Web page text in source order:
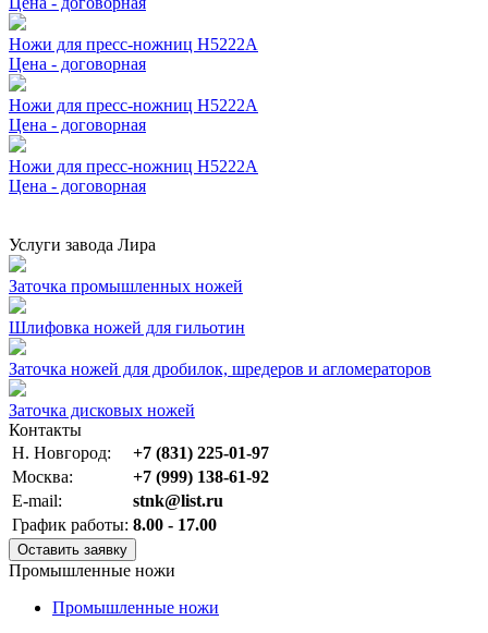
Ножи для пресс-ножниц Н5222А
Цена - договорная
Ножи для пресс-ножниц Н5222А
Цена - договорная
Ножи для пресс-ножниц Н5222А
Цена - договорная
Услуги завода Лира
Заточка промышленных ножей
Шлифовка ножей для гильотин
Заточка ножей для дробилок, шредеров и агломераторов
Заточка дисковых ножей
Контакты
Н. Новгород:
+7 (831) 225-01-97
Москва:
+7 (999) 138-61-92
E-mail:
stnk@list.ru
График работы: 8.00 - 17.00
Оставить заявку
Промышленные ножи
Промышленные ножи